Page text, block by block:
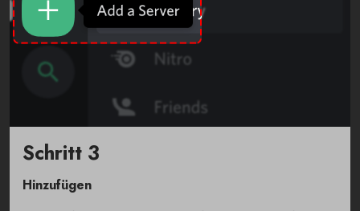
Schritt 3
Hinzufügen